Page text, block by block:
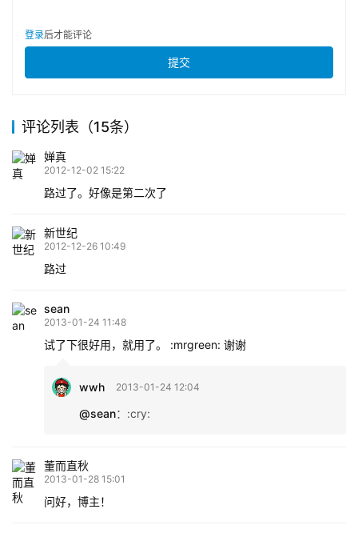
登录后才能评论
提交
评论列表（15条）
婵真
2012-12-02 15:22
路过了。好像是第二次了
新世纪
2012-12-26 10:49
路过
sean
2013-01-24 11:48
试了下很好用，就用了。 :mrgreen: 谢谢
wwh 2013-01-24 12:04
@sean： :cry:
董而直秋
2013-01-28 15:01
问好，博主！